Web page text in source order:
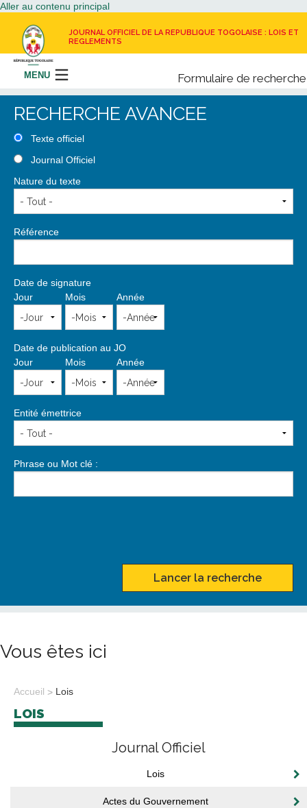
Aller au contenu principal
JOURNAL OFFICIEL DE LA REPUBLIQUE TOGOLAISE : LOIS ET
REGLEMENTS
Formulaire de recherche
Rechercher
MENU
LE JOURNAL OFFICIEL
RECEVOIR LE JOURNAL OFFICIEL
NOUS CONTACTER
RECHERCHE AVANCEE
Texte officiel
Journal Officiel
Nature du texte
Référence
Date de signature
Jour
Mois Année
Date de publication au JO
Jour
Mois Année
Entité émettrice
Phrase ou Mot clé :
Lancer la recherche
Vous êtes ici
Accueil Lois
LOIS
Journal Officiel
Lois
Actes du Gouvernement